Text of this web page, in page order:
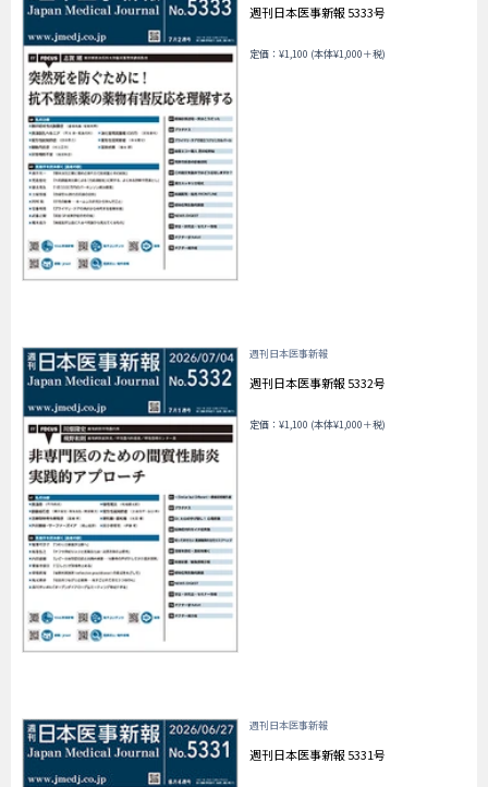
週刊日本医事新報 5333号
定価：¥1,100 (本体¥1,000＋税)
週刊日本医事新報
週刊日本医事新報 5332号
定価：¥1,100 (本体¥1,000＋税)
週刊日本医事新報
週刊日本医事新報 5331号